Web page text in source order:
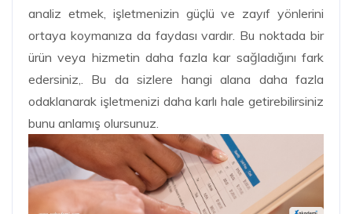
analiz etmek, işletmenizin güçlü ve zayıf yönlerini
ortaya koymanıza da faydası vardır. Bu noktada bir
ürün veya hizmetin daha fazla kar sağladığını fark
edersiniz,. Bu da sizlere hangi alana daha fazla
odaklanarak işletmenizi daha karlı hale getirebilirsiniz
bunu anlamış olursunuz.